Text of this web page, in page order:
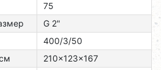
75
G 2"
400/3/50
210x123x167